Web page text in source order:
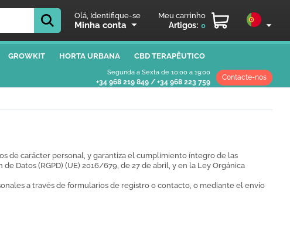
Olá, Identifique-se
Minha conta
Meu carrinho
Artigos: 0
GROWKIT HORTA URBANA CBD TERAPÊUTICO
Segunda a Sexta de 10:00 a 19:00
+34 968 219 849 / +34 968 223 759
Contacte-nos
de carácter personal, y garantiza el cumplimiento íntegro de las
Datos (RGPD) (UE) 2016/679, de 27 de abril, y en la Ley Orgánica
a través de formularios de registro o contacto, o mediante el envío